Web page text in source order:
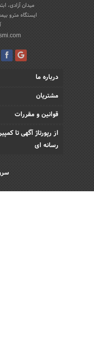
میدان آزادی،
ایستگاه مترو
درباره ما
مشتریان
قوانین و مقررات
از رپورتاژ آگهی تا
رسانه ای